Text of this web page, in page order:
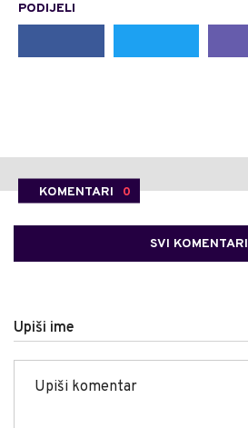
PODIJELI
KOMENTARI 0
SVI KOMENTARI
Upiši ime